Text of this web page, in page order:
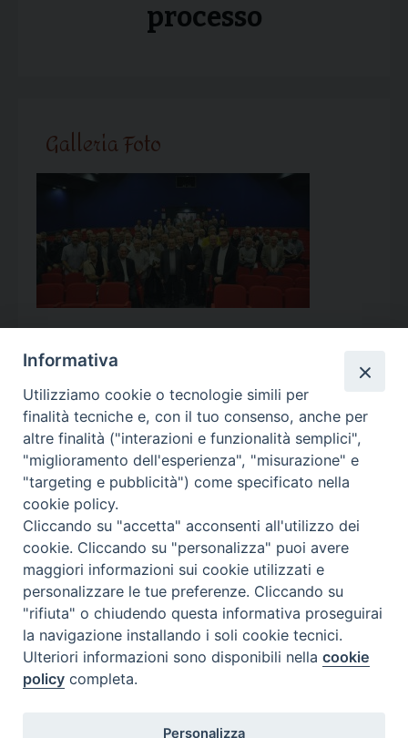
processo
Galleria Foto
Calendario Appuntamenti
<< Ago 2026 >>
l m m g v s
d
27
28
3
4 5 6 7 8
9
10
11 12 13 14 15
17
18 19 21
24 25 26 27 28 29 30
31 1
Informativa
Utilizziamo cookie o tecnologie simili per
finalità tecniche e, con il tuo consenso, anche per
altre finalità ("interazioni e funzionalità semplici",
"miglioramento dell'esperienza", "misurazione" e
"targeting e pubblicità") come specificato nella
cookie policy.
Cliccando su "accetta" acconsenti all'utilizzo dei
cookie. Cliccando su "personalizza" puoi avere
maggiori informazioni sui cookie utilizzati e
personalizzare le tue preferenze. Cliccando su
"rifiuta" o chiudendo questa informativa proseguirai
la navigazione installando i soli cookie tecnici.
Ulteriori informazioni sono disponibili nellacookie
policy completa.
Personalizza